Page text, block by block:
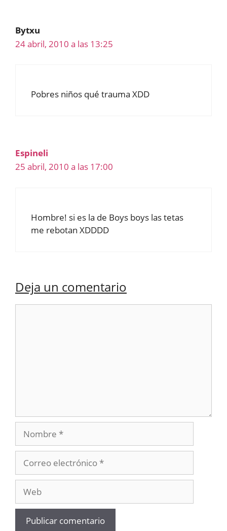
Bytxu
24 abril, 2010 a las 13:25
Pobres niños qué trauma XDD
Espineli
25 abril, 2010 a las 17:00
Hombre! si es la de Boys boys las tetas
me rebotan XDDDD
Deja un comentario
Nombre
electrónico